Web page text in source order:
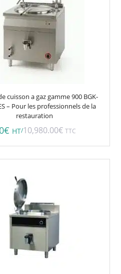
cuisson a gaz gamme 900 BGK-
– Pour les professionnels de la
restauration
€ HT/10,980.00€ TTC